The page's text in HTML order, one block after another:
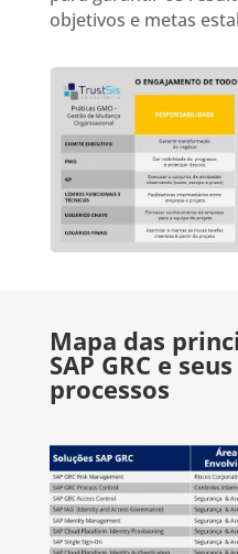
objetivos e metas
Mapa das
SAP GRC e
processos